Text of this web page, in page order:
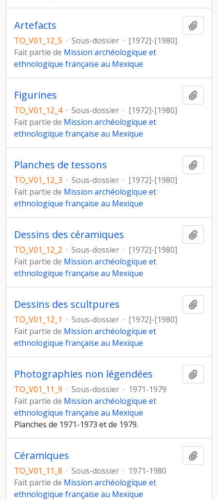
Artefacts
TO_V01_12_5 · Sous-dossier · [1972]-[1980]
Fait partie de Mission archéologique et
ethnologique française au Mexique
Figurines
TO_V01_12_4 · Sous-dossier · [1972]-[1980]
Fait partie de Mission archéologique et
ethnologique française au Mexique
Planches de tessons
TO_V01_12_3 · Sous-dossier · [1972]-[1980]
Fait partie de Mission archéologique et
ethnologique française au Mexique
Dessins des céramiques
TO_V01_12_2 · Sous-dossier · [1972]-[1980]
Fait partie de Mission archéologique et
ethnologique française au Mexique
Dessins des scultpures
TO_V01_12_1 · Sous-dossier · [1972]-[1980]
Fait partie de Mission archéologique et
ethnologique française au Mexique
Photographies non légendées
TO_V01_11_9 · Sous-dossier · 1971-1979
Fait partie de Mission archéologique et
ethnologique française au Mexique
Planches de 1971-1973 et de 1979.
Céramiques
TO_V01_11_8 · Sous-dossier · 1971-1980
Fait partie de Mission archéologique et
ethnologique française au Mexique